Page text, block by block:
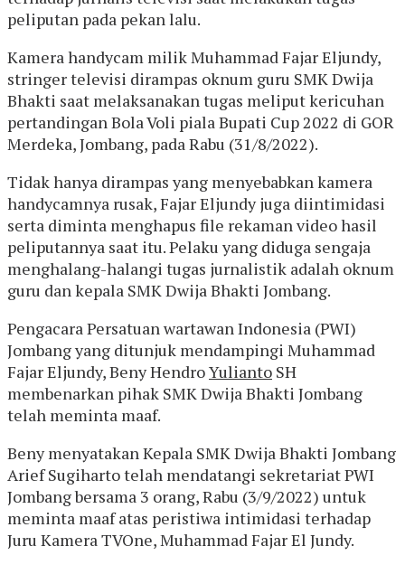
peliputan pada pekan lalu.
Kamera handycam milik Muhammad Fajar Eljundy,
stringer televisi dirampas oknum guru SMK Dwija
Bhakti saat melaksanakan tugas meliput kericuhan
pertandingan Bola Voli piala Bupati Cup 2022 di GOR
Merdeka, Jombang, pada Rabu (31/8/2022).
Tidak hanya dirampas yang menyebabkan kamera
handycamnya rusak, Fajar Eljundy juga diintimidasi
serta diminta menghapus file rekaman video hasil
peliputannya saat itu. Pelaku yang diduga sengaja
menghalang-halangi tugas jurnalistik adalah oknum
guru dan kepala SMK Dwija Bhakti Jombang.
Pengacara Persatuan wartawan Indonesia (PWI)
Jombang yang ditunjuk mendampingi Muhammad
Fajar Eljundy, Beny HendroYulianto SH
membenarkan pihak SMK Dwija Bhakti Jombang
telah meminta maaf.
Beny menyatakan Kepala SMK Dwija Bhakti Jombang
Arief Sugiharto telah mendatangi sekretariat PWI
Jombang bersama 3 orang, Rabu (3/9/2022) untuk
meminta maaf atas peristiwa intimidasi terhadap
Juru Kamera TVOne, Muhammad Fajar El Jundy.